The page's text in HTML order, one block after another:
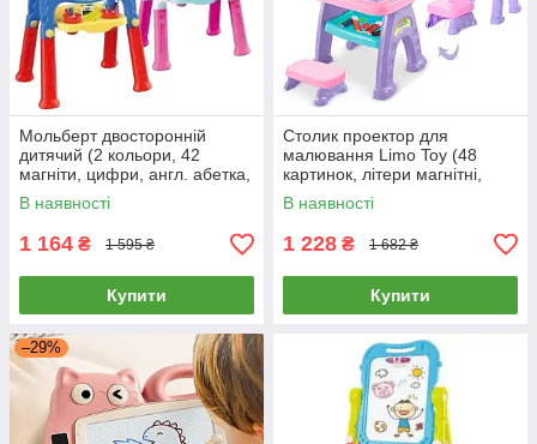
Мольберт двосторонній
дитячий (2 кольори, 42
магніти, цифри, англ. абетка,
6 маркерів, крейда) YM-
229/23
В наявності
1 164 ₴ 1 595 ₴
Купити
Столик проектор для
малювання Limo Toy (48
картинок, літери магнітні,
магнітні цифри, фломастери)
AK 0004
В наявності
1 228 ₴ 1 682 ₴
Купити
–29%